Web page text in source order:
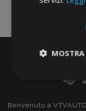
Benvenuto a VTVAUTO